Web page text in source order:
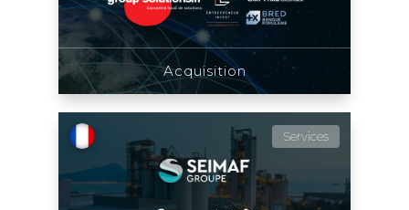
Acquisition
Services